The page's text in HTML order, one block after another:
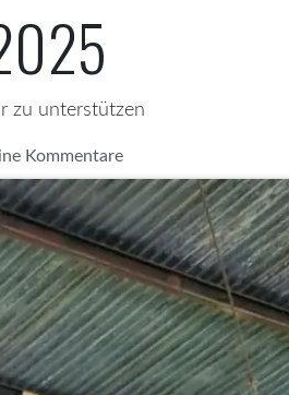
zu unterstützen
Kommentare